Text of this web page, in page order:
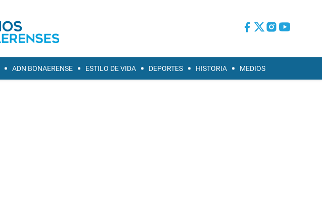
ADN BONAERENSE ESTILO DE VIDA DEPORTES HISTORIA MEDIOS